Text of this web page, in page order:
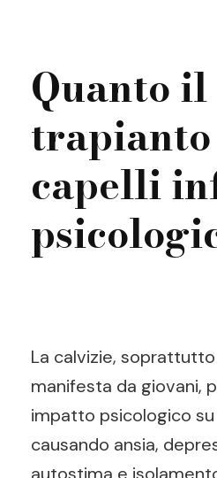
Quanto il
capelli
La calvizie,
manifesta da giovani,
impatto psicologico
causando ansia,